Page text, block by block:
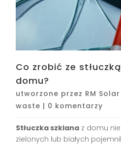
Co zrobić ze
domu?
utworzone przez RM Solar
waste | 0 komentarzy
Stłuczka szklana z domu
zielonych lub białych